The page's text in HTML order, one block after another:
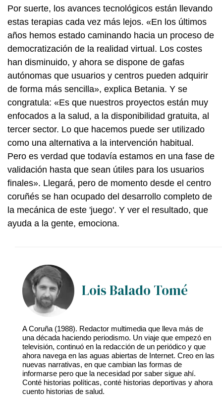
Por suerte, los avances tecnológicos están llevando
estas terapias cada vez más lejos. «En los últimos
años hemos estado caminando hacia un proceso de
democratización de la realidad virtual. Los costes
han disminuido, y ahora se dispone de gafas
autónomas que usuarios y centros pueden adquirir
de forma más sencilla», explica Betania. Y se
congratula: «Es que nuestros proyectos están muy
enfocados a la salud, a la disponibilidad gratuita, al
tercer sector. Lo que hacemos puede ser utilizado
como una alternativa a la intervención habitual.
Pero es verdad que todavía estamos en una fase de
validación hasta que sean útiles para los usuarios
finales». Llegará, pero de momento desde el centro
coruñés se han ocupado del desarrollo completo de
la mecánica de este 'juego'. Y ver el resultado, que
ayuda a la gente, emociona.
Lois Balado Tomé
A Coruña (1988). Redactor multimedia que lleva más de
una década haciendo periodismo. Un viaje que empezó en
televisión, continuó en la redacción de un periódico y que
ahora navega en las aguas abiertas de Internet. Creo en las
nuevas narrativas, en que cambian las formas de
informarse pero que la necesidad por saber sigue ahí.
Conté historias políticas, conté historias deportivas y ahora
cuento historias de salud.